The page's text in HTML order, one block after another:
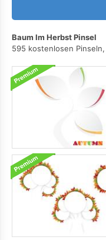
Baum Im Herbst Pinsel
595 kostenlosen